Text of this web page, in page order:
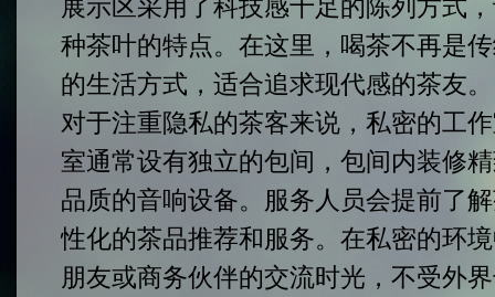
展示区采用了科技感十足的陈列方式
种茶叶的特点。在这里，喝茶不再是
的生活方式，适合追求现代感的茶友
对于注重隐私的茶客来说，私密的工
室通常设有独立的包间，包间内装修
品质的音响设备。服务人员会提前了
性化的茶品推荐和服务。在私密的环
朋友或商务伙伴的交流时光，不受外